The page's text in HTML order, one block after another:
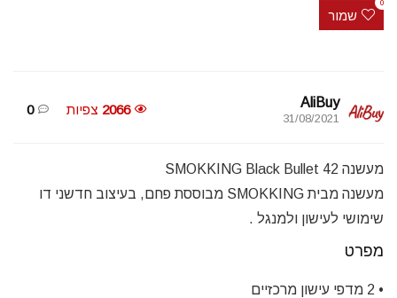
שמור
0
AliBuy
31/08/2021
2066 צפיות 0
מעשנה SMOKKING Black Bullet 42
מעשנה מבית SMOKKING מבוססת פחם, בעיצוב חדשני דו
שימושי לעישון ולמנגל .
מפרט
• 2 מדפי עישון מרכזיים